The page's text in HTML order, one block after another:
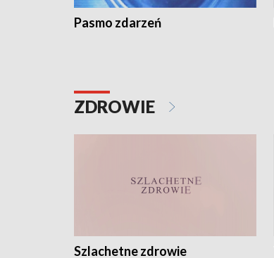
Pasmo zdarzeń
ZDROWIE
Szlachetne zdrowie